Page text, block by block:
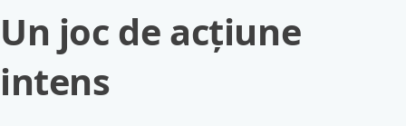
Un joc de acțiune
intens